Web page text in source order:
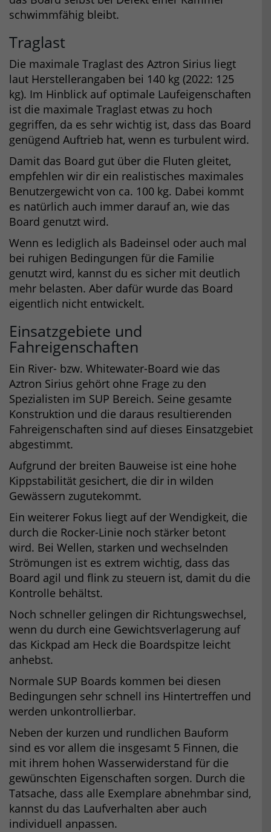
schwimmfähig bleibt.
Traglast
Die maximale Traglast des Aztron Sirius liegt
laut Herstellerangaben bei 140 kg (2022: 125
kg). Im Hinblick auf optimale Laufeigenschaften
ist die maximale Traglast etwas zu hoch
gegriffen, da es sehr wichtig ist, dass das Board
genügend Auftrieb hat, wenn es turbulent wird.
Damit das Board gut über die Fluten gleitet,
empfehlen wir dir ein realistisches maximales
Benutzergewicht von ca. 100 kg. Dabei kommt
es natürlich auch immer darauf an, wie das
Board genutzt wird.
Wenn es lediglich als Badeinsel oder auch mal
bei ruhigen Bedingungen für die Familie
genutzt wird, kannst du es sicher mit deutlich
mehr belasten. Aber dafür wurde das Board
eigentlich nicht entwickelt.
Einsatzgebiete und
Fahreigenschaften
Ein River- bzw. Whitewater-Board wie das
Aztron Sirius gehört ohne Frage zu den
Spezialisten im SUP Bereich. Seine gesamte
Konstruktion und die daraus resultierenden
Fahreigenschaften sind auf dieses Einsatzgebiet
abgestimmt.
Aufgrund der breiten Bauweise ist eine hohe
Kippstabilität gesichert, die dir in wilden
Gewässern zugutekommt.
Ein weiterer Fokus liegt auf der Wendigkeit, die
durch die Rocker-Linie noch stärker betont
wird. Bei Wellen, starken und wechselnden
Strömungen ist es extrem wichtig, dass das
Board agil und flink zu steuern ist, damit du die
Kontrolle behältst.
Noch schneller gelingen dir Richtungswechsel,
wenn du durch eine Gewichtsverlagerung auf
das Kickpad am Heck die Boardspitze leicht
anhebst.
Normale SUP Boards kommen bei diesen
Bedingungen sehr schnell ins Hintertreffen und
werden unkontrollierbar.
Neben der kurzen und rundlichen Bauform
sind es vor allem die insgesamt 5 Finnen, die
mit ihrem hohen Wasserwiderstand für die
gewünschten Eigenschaften sorgen. Durch die
Tatsache, dass alle Exemplare abnehmbar sind,
kannst du das Laufverhalten aber auch
individuell anpassen.